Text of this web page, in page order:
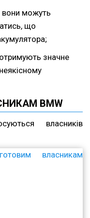
вони можуть
що
значне
BMW
власників